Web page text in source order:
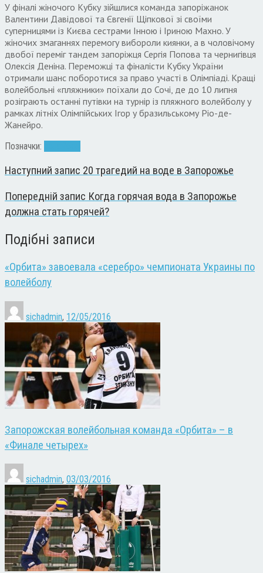
У фіналі жіночого Кубку зійшлися команда запоріжанок
Валентини Давідової та Євгенії Щіпкової зі своїми
суперницями із Києва сестрами Інною і Іриною Махно. У
жіночих змаганнях перемогу вибороли киянки, а в чоловічому
двобої переміг тандем запоріжця Сергія Попова та чернигівця
Олексія Деніна. Переможці та фіналісти Кубку України
отримали шанс поборотися за право участі в Олімпіаді. Кращі
волейбольні «пляжники» поїхали до Сочі, де до 10 липня
розіграють останні путівки на турнір із пляжного волейболу у
рамках літніх Олімпійських Ігор у бразильському Ріо-де-
Жанейро.
Позначки:
Наступний запис 20 трагедий на воде в Запорожье
Попередній запис Когда горячая вода в Запорожье
должна стать горячей?
Подібні записи
«Орбита» завоевала «серебро» чемпионата Украины по
волейболу
sichadmin, 12/05/2016
Запорожская волейбольная команда «Орбита» – в
«Финале четырех»
sichadmin, 03/03/2016